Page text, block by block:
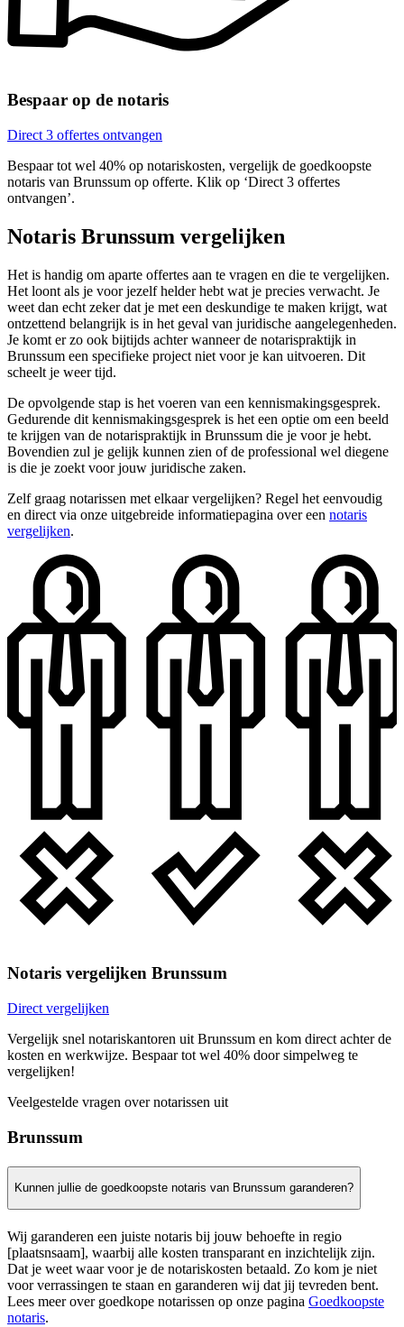
Bespaar op de notaris
Direct 3 offertes ontvangen
Bespaar tot wel 40% op notariskosten, vergelijk de goedkoopste
notaris van Brunssum op offerte. Klik op ‘Direct 3 offertes
ontvangen’.
Notaris Brunssum vergelijken
Het is handig om aparte offertes aan te vragen en die te vergelijken.
Het loont als je voor jezelf helder hebt wat je precies verwacht. Je
weet dan echt zeker dat je met een deskundige te maken krijgt, wat
ontzettend belangrijk is in het geval van juridische aangelegenheden.
Je komt er zo ook bijtijds achter wanneer de notarispraktijk in
Brunssum een specifieke project niet voor je kan uitvoeren. Dit
scheelt je weer tijd.
De opvolgende stap is het voeren van een kennismakingsgesprek.
Gedurende dit kennismakingsgesprek is het een optie om een beeld
te krijgen van de notarispraktijk in Brunssum die je voor je hebt.
Bovendien zul je gelijk kunnen zien of de professional wel diegene
is die je zoekt voor jouw juridische zaken.
Zelf graag notarissen met elkaar vergelijken? Regel het eenvoudig
en direct via onze uitgebreide informatiepagina over een notaris
vergelijken.
Notaris vergelijken Brunssum
Direct vergelijken
Vergelijk snel notariskantoren uit Brunssum en kom direct achter de
kosten en werkwijze. Bespaar tot wel 40% door simpelweg te
vergelijken!
Veelgestelde vragen over notarissen uit
Brunssum
Kunnen jullie de goedkoopste notaris van Brunssum garanderen?
Wij garanderen een juiste notaris bij jouw behoefte in regio
[plaatsnsaam], waarbij alle kosten transparant en inzichtelijk zijn.
Dat je weet waar voor je de notariskosten betaald. Zo kom je niet
voor verrassingen te staan en garanderen wij dat jij tevreden bent.
Lees meer over goedkope notarissen op onze pagina Goedkoopste
notaris.